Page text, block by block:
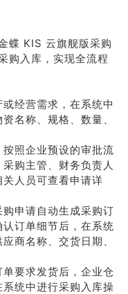
蝶 KIS 云旗舰版采购
购入库，实现全流程
或经营需求，在系统中
名称、规格、数量、
按照企业预设的审批流
购主管、财务负责人
人员可查看申请详
购申请自动生成采购订
订单细节后，在系统
商名称、交货日期、
单要求发货后，企业仓
统中进行采购入库操